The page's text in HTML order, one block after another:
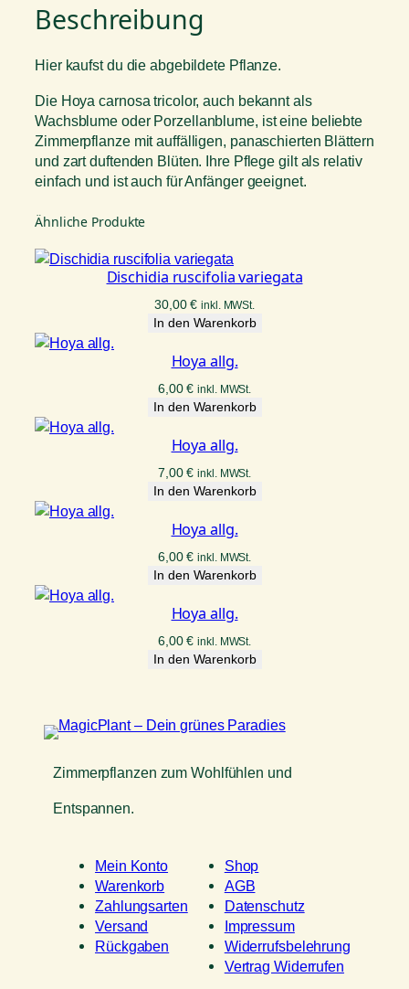
Beschreibung
Hier kaufst du die abgebildete Pflanze.
Die Hoya carnosa tricolor, auch bekannt als
Wachsblume oder Porzellanblume, ist eine beliebte
Zimmerpflanze mit auffälligen, panaschierten Blättern
und zart duftenden Blüten. Ihre Pflege gilt als relativ
einfach und ist auch für Anfänger geeignet.
Ähnliche Produkte
Dischidia ruscifolia variegata
30,00€ inkl. MWSt.
In den Warenkorb
Hoya allg.
6,00€ inkl. MWSt.
In den Warenkorb
Hoya allg.
7,00€ inkl. MWSt.
In den Warenkorb
Hoya allg.
6,00€ inkl. MWSt.
In den Warenkorb
Hoya allg.
6,00€ inkl. MWSt.
In den Warenkorb
Zimmerpflanzen zum Wohlfühlen und
Entspannen.
Mein Konto
Warenkorb
Zahlungsarten
Versand
Rückgaben
Shop
AGB
Datenschutz
Impressum
Widerrufsbelehrung
Vertrag Widerrufen